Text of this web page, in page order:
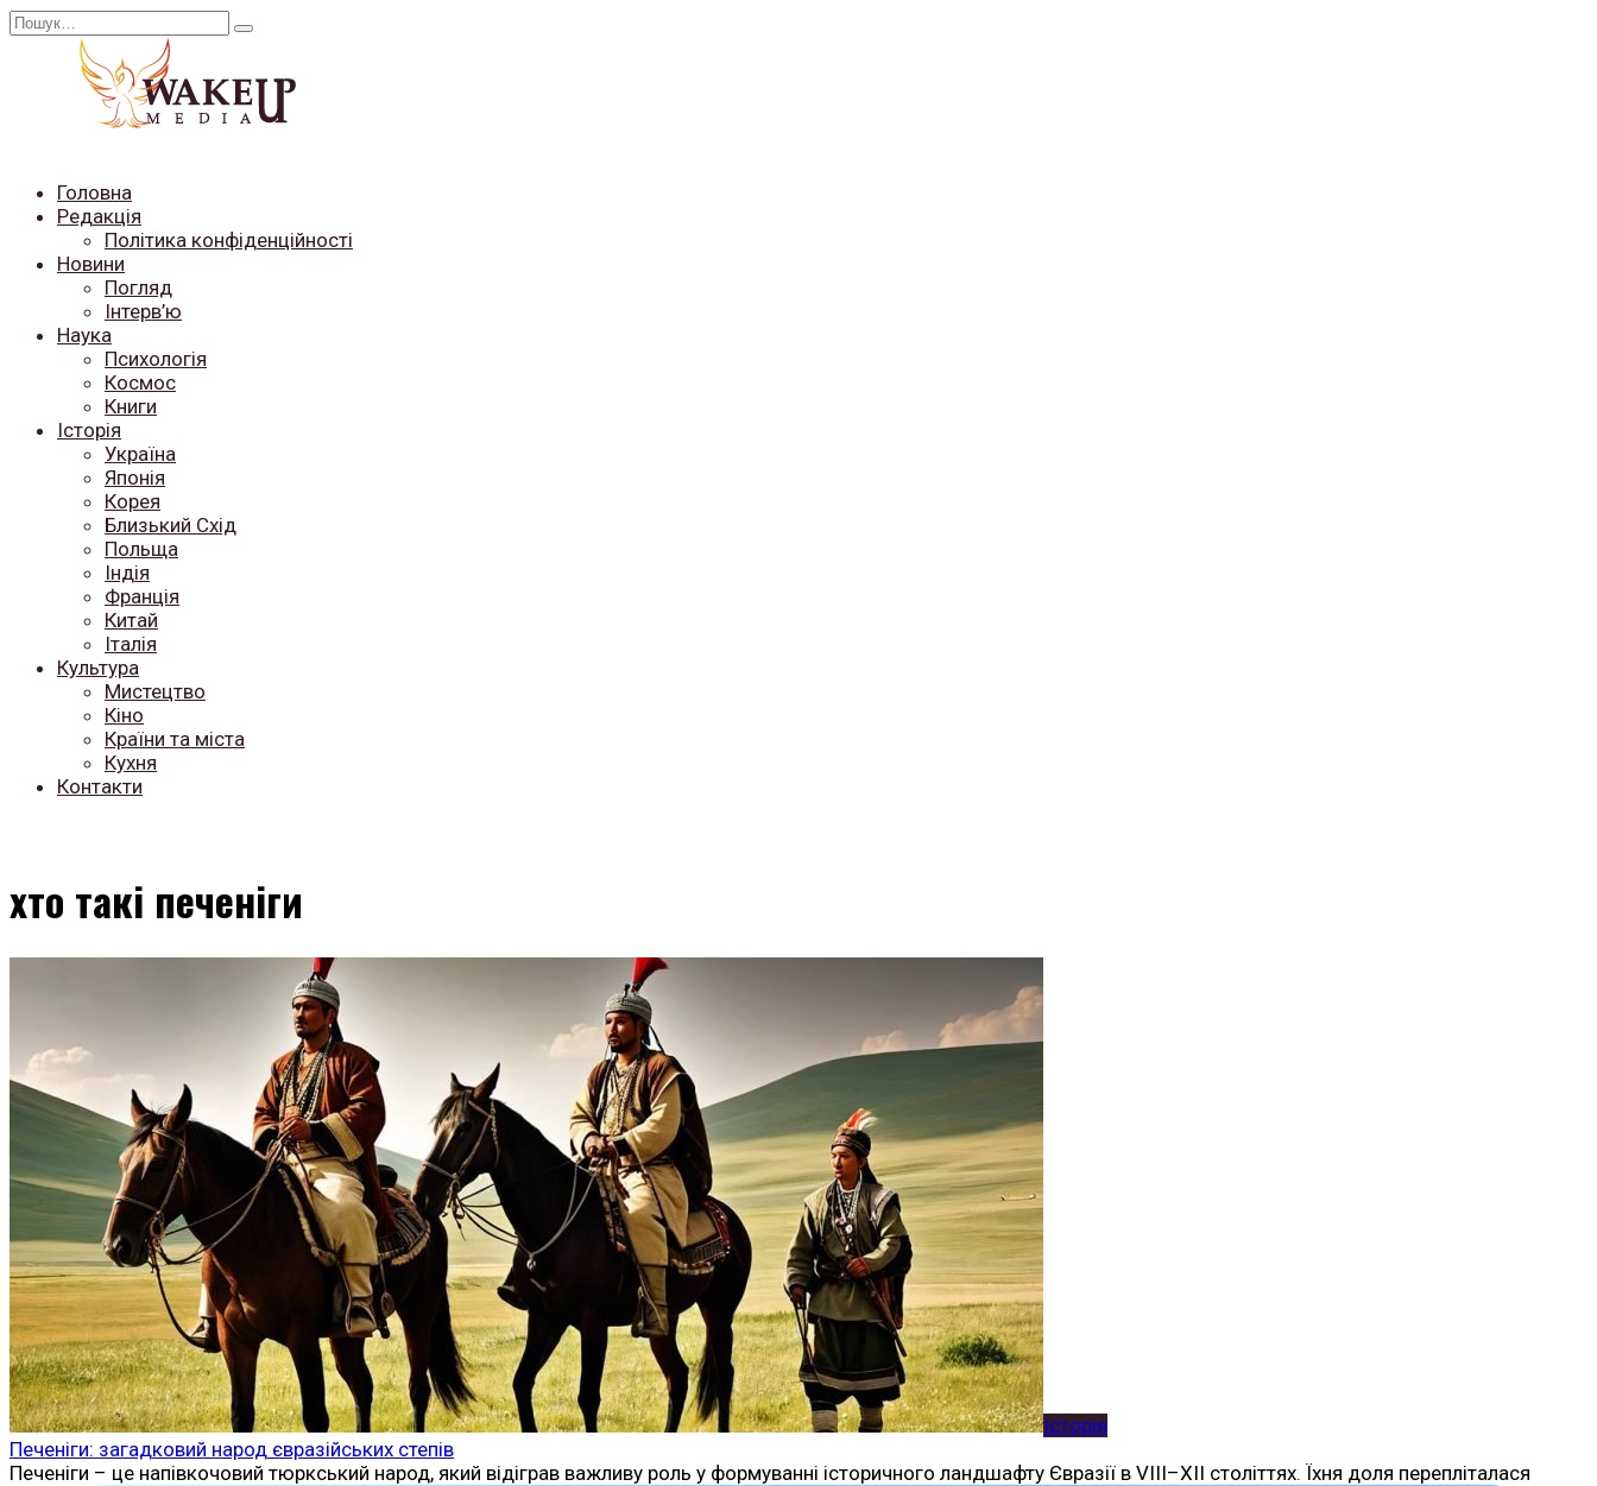
Перейти
Search
Головна
Редакція
Політика конфіденційності
Новини
Погляд
Інтерв’ю
Наука
Психологія
Космос
Книги
Історія
Україна
Японія
Корея
Близький Схід
Польща
Індія
Франція
Китай
Італія
Культура
Мистецтво
Кіно
Країни та міста
Кухня
Контакти
хто такі печеніги
Історія
Печеніги: загадковий народ євразійських степів
Печеніги – це напівкочовий тюркський народ, який відіграв важливу роль у формуванні історичного ландшафту Євразії в VIII–XII століттях. Їхня доля перепліталася